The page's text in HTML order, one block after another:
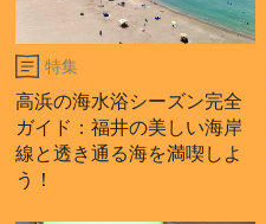
特集
高浜の海水浴シーズン完全
ガイド：福井の美しい海岸
線と透き通る海を満喫しよ
う！